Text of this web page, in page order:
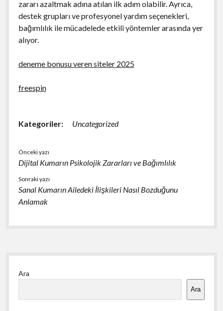
zararı azaltmak adına atılan ilk adım olabilir. Ayrıca,
destek grupları ve profesyonel yardım seçenekleri,
bağımlılık ile mücadelede etkili yöntemler arasında yer
alıyor.
deneme bonusu veren siteler 2025
freespin
Kategoriler: Uncategorized
Önceki yazı
Dijital Kumarın Psikolojik Zararları ve Bağımlılık
Sonraki yazı
Sanal Kumarın Ailedeki İlişkileri Nasıl Bozduğunu
Anlamak
Yan
Menü
Ara
Ara